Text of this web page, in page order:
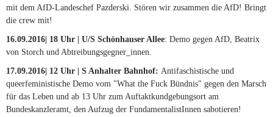
mit dem AfD-Landeschef Pazderski. Stören wir zusammen die AfD! Bringt
die crew mit!
16.09.2016| 18 Uhr | U/S Schönhauser Allee: Demo gegen AfD, Beatrix
von Storch und Abtreibungsgegner_innen.
17.09.2016| 12 Uhr | S Anhalter Bahnhof: Antifaschistische und
queerfeministische Demo vom "What the Fuck Bündnis" gegen den Marsch
für das Leben und ab 13 Uhr zum Auftaktkundgebungsort am
Bundeskanzleramt, den Aufzug der FundamentalistInnen sabotieren!